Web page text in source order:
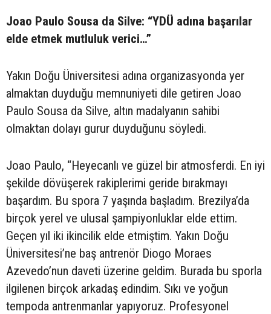
Joao Paulo Sousa da Silve: “YDÜ adına başarılar
elde etmek mutluluk verici…”
Yakın Doğu Üniversitesi adına organizasyonda yer
almaktan duyduğu memnuniyeti dile getiren Joao
Paulo Sousa da Silve, altın madalyanın sahibi
olmaktan dolayı gurur duyduğunu söyledi.
Joao Paulo, “Heyecanlı ve güzel bir atmosferdi. En iyi
şekilde dövüşerek rakiplerimi geride bırakmayı
başardım. Bu spora 7 yaşında başladım. Brezilya’da
birçok yerel ve ulusal şampiyonluklar elde ettim.
Geçen yıl iki ikincilik elde etmiştim. Yakın Doğu
Üniversitesi’ne baş antrenör Diogo Moraes
Azevedo’nun daveti üzerine geldim. Burada bu sporla
ilgilenen birçok arkadaş edindim. Sıkı ve yoğun
tempoda antrenmanlar yapıyoruz. Profesyonel